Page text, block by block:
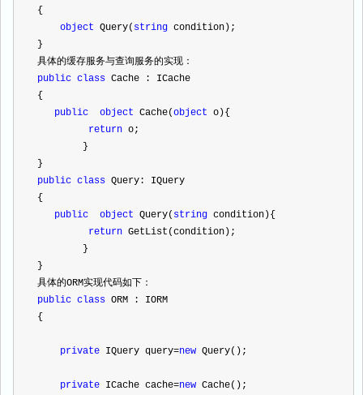
{
object Query( string condition);
}
具体的缓存服务与查询服务的实现：
public class Cache : ICache
{
public
object Cache(object o){
return o;
        }
}
public class Query: IQuery
{
public
object Query( string condition){
return GetList(condition);
        }
}
具体的ORM实现代码如下：
public class ORM : IORM
{
private IQuery query=new Query();
private ICache cache=new Cache();